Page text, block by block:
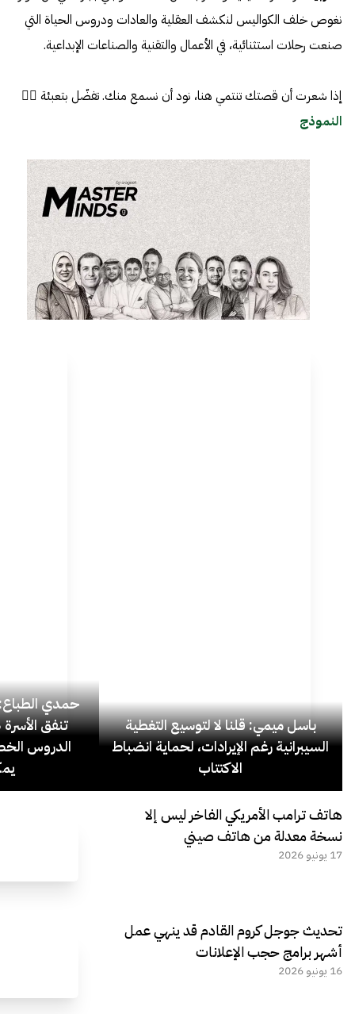
نغوص خلف الكواليس لنكشف العقلية والعادات ودروس الحياة التي
صنعت رحلات استثنائية، في الأعمال والتقنية والصناعات الإبداعية.
إذا شعرت أن قصتك تنتمي هنا، نود أن نسمع منك. تفضّل بتعبئة 👈🏼
النموذج
باسل ميمي: قلنا لا لتوسيع التغطية
السيبرانية رغم الإيرادات، لحماية انضباط
الاكتتاب
حمدي
الدروس
هاتف ترامب الأمريكي الفاخر ليس إلا
نسخة معدلة من هاتف صيني
17 يونيو 2026
تحديث جوجل كروم القادم قد ينهي عمل
أشهر برامج حجب الإعلانات
16 يونيو 2026